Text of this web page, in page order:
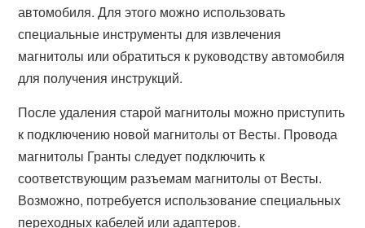
автомобиля. Для этого можно использовать
специальные инструменты для извлечения
магнитолы или обратиться к руководству автомобиля
для получения инструкций.
После удаления старой магнитолы можно приступить
к подключению новой магнитолы от Весты. Провода
магнитолы Гранты следует подключить к
соответствующим разъемам магнитолы от Весты.
Возможно, потребуется использование специальных
переходных кабелей или адаптеров.